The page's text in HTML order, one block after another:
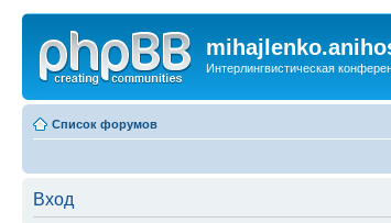
Интерлингвистическая
Список форумов
Вход